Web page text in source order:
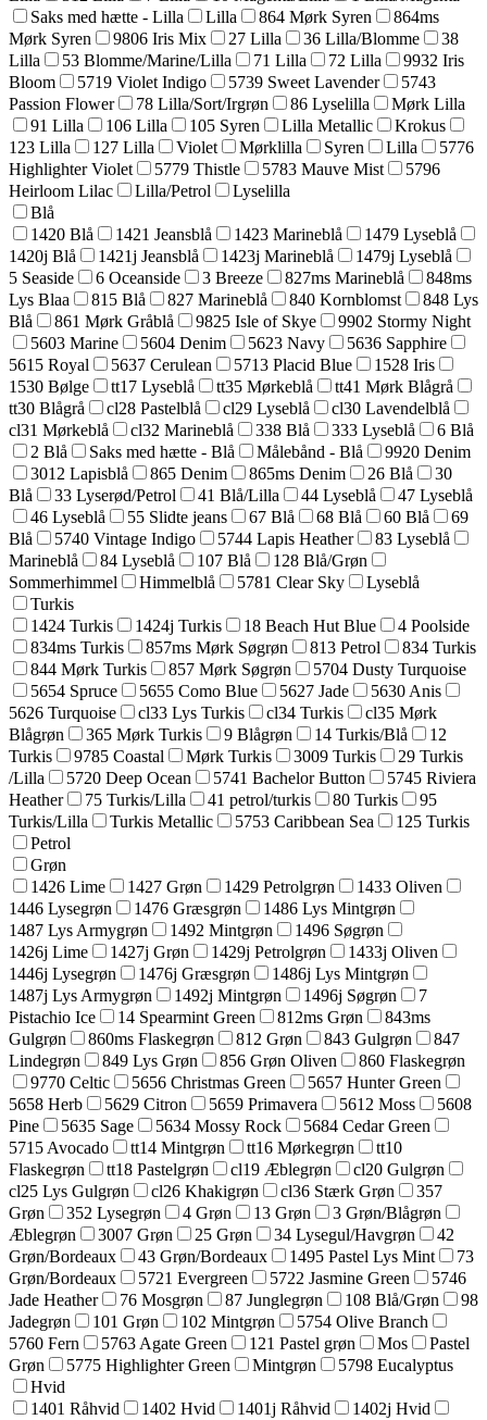
Saks med hætte - Lilla
Lilla 864 Mørk Syren
864ms
Mørk Syren
9806 Iris Mix 27 Lilla 36 Lilla/Blomme
38
Lilla
53 Blomme/Marine/Lilla 71 Lilla 72 Lilla
9932 Iris
Bloom
5719 Violet Indigo 5739 Sweet Lavender
5743
Passion Flower
78 Lilla/Sort/Irgrøn 86 Lyselilla
Mørk Lilla
91 Lilla
106 Lilla 105 Syren Lilla Metallic
Krokus
123 Lilla
127 Lilla Violet Mørklilla Syren Lilla
5776
Highlighter Violet
5779 Thistle 5783 Mauve Mist
5796
Heirloom Lilac
Lilla/Petrol
Lyselilla
Blå
1420 Blå
1421 Jeansblå 1423 Marineblå
1479 Lyseblå
1420j Blå
1421j Jeansblå 1423j Marineblå
1479j Lyseblå
5 Seaside
6 Oceanside 3 Breeze 827ms Marineblå
848ms
Lys Blaa
815 Blå 827 Marineblå 840 Kornblomst
848 Lys
Blå
861 Mørk Gråblå 9825 Isle of Skye
9902 Stormy Night
5603 Marine
5604 Denim 5623 Navy
5636 Sapphire
5615 Royal
5637 Cerulean 5713 Placid Blue
1528 Iris
1530 Bølge
tt17 Lyseblå tt35 Mørkeblå
tt41 Mørk Blågrå
tt30 Blågrå
cl28 Pastelblå cl29 Lyseblå
cl30 Lavendelblå
cl31 Mørkeblå
cl32 Marineblå 338 Blå 333 Lyseblå
6 Blå
2 Blå
Saks med hætte - Blå Målebånd - Blå
9920 Denim
3012 Lapisblå
865 Denim 865ms Denim 26 Blå
30
Blå
33 Lyserød/Petrol 41 Blå/Lilla 44 Lyseblå
47 Lyseblå
46 Lyseblå
55 Slidte jeans 67 Blå 68 Blå 60 Blå
69
Blå
5740 Vintage Indigo 5744 Lapis Heather
83 Lyseblå
Marineblå
84 Lyseblå 107 Blå
128 Blå/Grøn
Sommerhimmel
Himmelblå 5781 Clear Sky
Lyseblå
Turkis
1424 Turkis
1424j Turkis 18 Beach Hut Blue
4 Poolside
834ms Turkis
857ms Mørk Søgrøn 813 Petrol
834 Turkis
844 Mørk Turkis
857 Mørk Søgrøn
5704 Dusty Turquoise
5654 Spruce
5655 Como Blue 5627 Jade
5630 Anis
5626 Turquoise
cl33 Lys Turkis cl34 Turkis
cl35 Mørk
Blågrøn
365 Mørk Turkis 9 Blågrøn 14 Turkis/Blå
12
Turkis
9785 Coastal Mørk Turkis 3009 Turkis
29 Turkis
/Lilla
5720 Deep Ocean 5741 Bachelor Button
5745 Riviera
Heather
75 Turkis/Lilla 41 petrol/turkis 80 Turkis
95
Turkis/Lilla
Turkis Metallic 5753 Caribbean Sea
125 Turkis
Petrol
Grøn
1426 Lime
1427 Grøn 1429 Petrolgrøn
1433 Oliven
1446 Lysegrøn
1476 Græsgrøn
1486 Lys Mintgrøn
1487 Lys Armygrøn
1492 Mintgrøn
1496 Søgrøn
1426j Lime
1427j Grøn 1429j Petrolgrøn
1433j Oliven
1446j Lysegrøn
1476j Græsgrøn
1486j Lys Mintgrøn
1487j Lys Armygrøn
1492j Mintgrøn 1496j Søgrøn
7
Pistachio Ice
14 Spearmint Green 812ms Grøn
843ms
Gulgrøn
860ms Flaskegrøn 812 Grøn 843 Gulgrøn
847
Lindegrøn
849 Lys Grøn 856 Grøn Oliven
860 Flaskegrøn
9770 Celtic
5656 Christmas Green
5657 Hunter Green
5658 Herb
5629 Citron 5659 Primavera 5612 Moss
5608
Pine
5635 Sage 5634 Mossy Rock
5684 Cedar Green
5715 Avocado
tt14 Mintgrøn tt16 Mørkegrøn
tt10
Flaskegrøn
tt18 Pastelgrøn cl19 Æblegrøn
cl20 Gulgrøn
cl25 Lys Gulgrøn
cl26 Khakigrøn cl36 Stærk Grøn
357
Grøn
352 Lysegrøn 4 Grøn 13 Grøn
3 Grøn/Blågrøn
Æblegrøn
3007 Grøn 25 Grøn 34 Lysegul/Havgrøn
42
Grøn/Bordeaux
43 Grøn/Bordeaux 1495 Pastel Lys Mint
73
Grøn/Bordeaux
5721 Evergreen 5722 Jasmine Green
5746
Jade Heather
76 Mosgrøn 87 Junglegrøn 108 Blå/Grøn
98
Jadegrøn
101 Grøn 102 Mintgrøn
5754 Olive Branch
5760 Fern
5763 Agate Green 121 Pastel grøn Mos
Pastel
Grøn
5775 Highlighter Green Mintgrøn
5798 Eucalyptus
Hvid
1401 Råhvid
1402 Hvid 1401j Råhvid
1402j Hvid